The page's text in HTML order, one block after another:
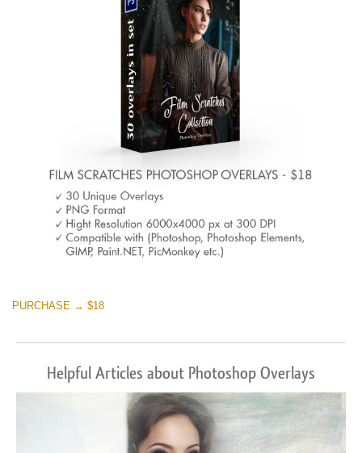
PURCHASE → $18
Helpful Articles about Photoshop Overlays